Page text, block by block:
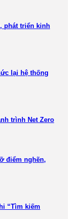
phát triển kinh
lại hệ thống
trình Net Zero
điểm nghẽn,
“Tìm kiếm